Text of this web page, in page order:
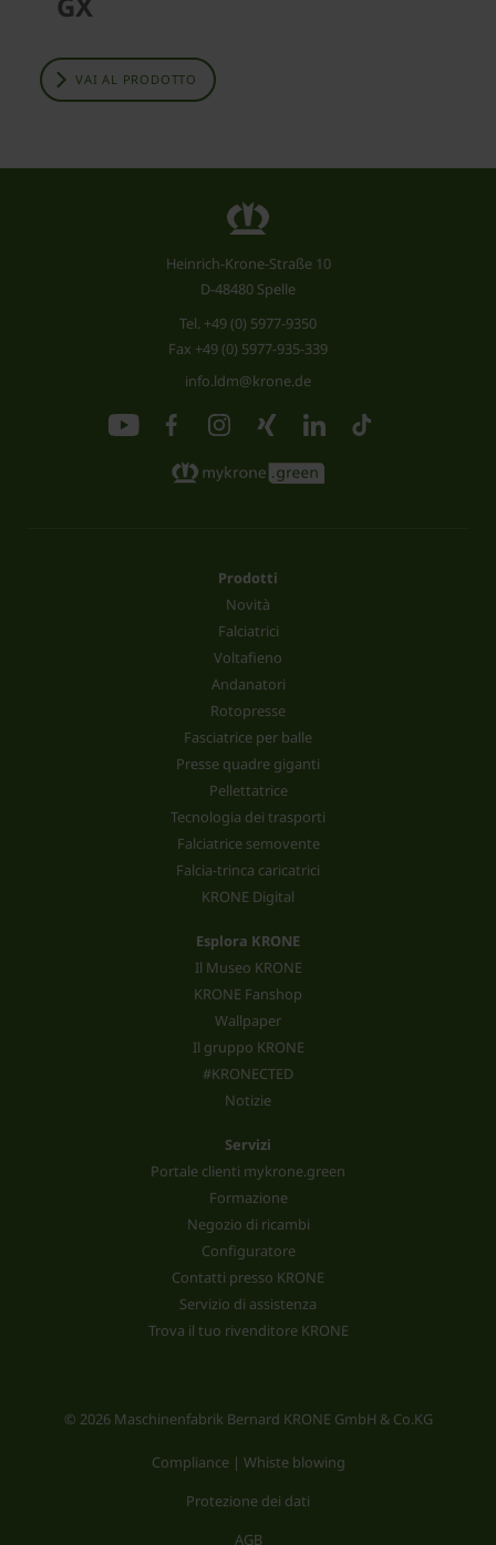
VAI AL PRODOTTO
Heinrich-Krone-Straße 10
D-48480 Spelle
Tel. +49 (0) 5977-9350
Fax +49 (0) 5977-935-339
info.ldm@krone.de
Prodotti
Novità
Falciatrici
Voltafieno
Andanatori
Rotopresse
Fasciatrice per balle
Presse quadre giganti
Pellettatrice
Tecnologia dei trasporti
Falciatrice semovente
Falcia-trinca caricatrici
KRONE Digital
Esplora KRONE
Il Museo KRONE
KRONE Fanshop
Wallpaper
Il gruppo KRONE
#KRONECTED
Notizie
Servizi
Portale clienti mykrone.green
Formazione
Negozio di ricambi
Configuratore
Contatti presso KRONE
Servizio di assistenza
Trova il tuo rivenditore KRONE
© 2026 Maschinenfabrik Bernard KRONE GmbH & Co.KG
Compliance | Whiste blowing
Protezione dei dati
AGB